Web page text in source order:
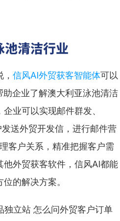
清洁行业
信风AI外贸获客智能体可以
企业了解澳大利亚泳池清洁
业可以实现邮件群发、
送外贸开发信，进行邮件营
客户关系，精准把握客户需
外贸获客软件，信风AI都能
的解决方案。
立站 怎么问外贸客户订单